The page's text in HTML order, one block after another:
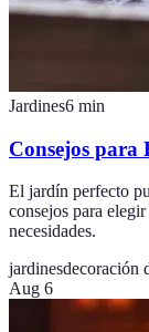
Jardines6 min
Consejos para
El jardín perfecto
consejos para
necesidades.
jardinesdecoración
Aug 6